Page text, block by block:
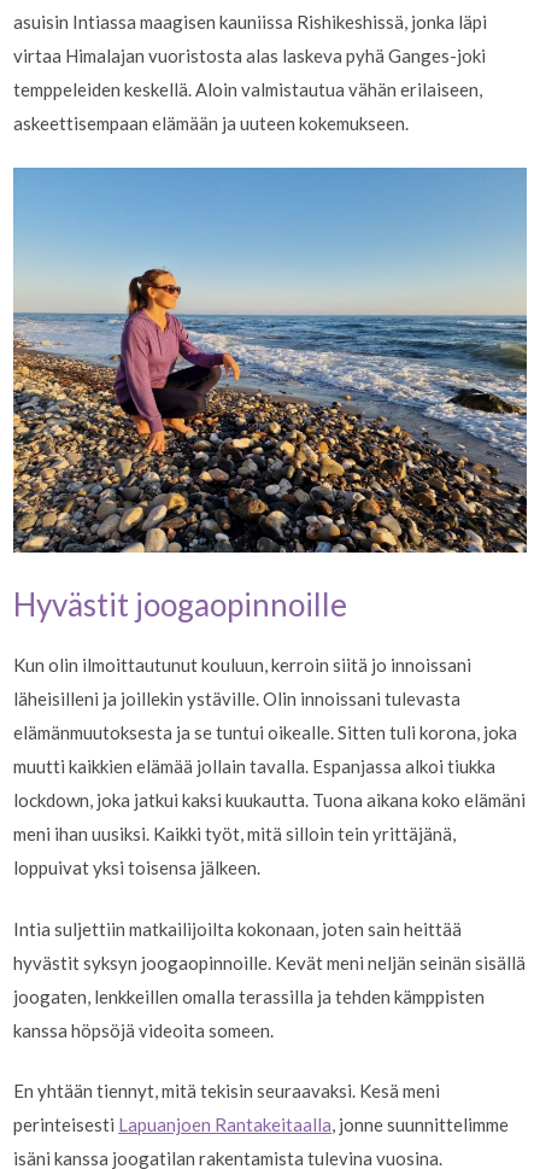
asuisin Intiassa maagisen kauniissa Rishikeshissä, jonka läpi
virtaa Himalajan vuoristosta alas laskeva pyhä Ganges-joki
temppeleiden keskellä. Aloin valmistautua vähän erilaiseen,
askeettisempaan elämään ja uuteen kokemukseen.
Hyvästit joogaopinnoille
Kun olin ilmoittautunut kouluun, kerroin siitä jo innoissani
läheisilleni ja joillekin ystäville. Olin innoissani tulevasta
elämänmuutoksesta ja se tuntui oikealle. Sitten tuli korona, joka
muutti kaikkien elämää jollain tavalla. Espanjassa alkoi tiukka
lockdown, joka jatkui kaksi kuukautta. Tuona aikana koko elämäni
meni ihan uusiksi. Kaikki työt, mitä silloin tein yrittäjänä,
loppuivat yksi toisensa jälkeen.
Intia suljettiin matkailijoilta kokonaan, joten sain heittää
hyvästit syksyn joogaopinnoille. Kevät meni neljän seinän sisällä
joogaten, lenkkeillen omalla terassilla ja tehden kämppisten
kanssa höpsöjä videoita someen.
En yhtään tiennyt, mitä tekisin seuraavaksi. Kesä meni
perinteisesti Lapuanjoen Rantakeitaalla, jonne suunnittelimme
isäni kanssa joogatilan rakentamista tulevina vuosina.